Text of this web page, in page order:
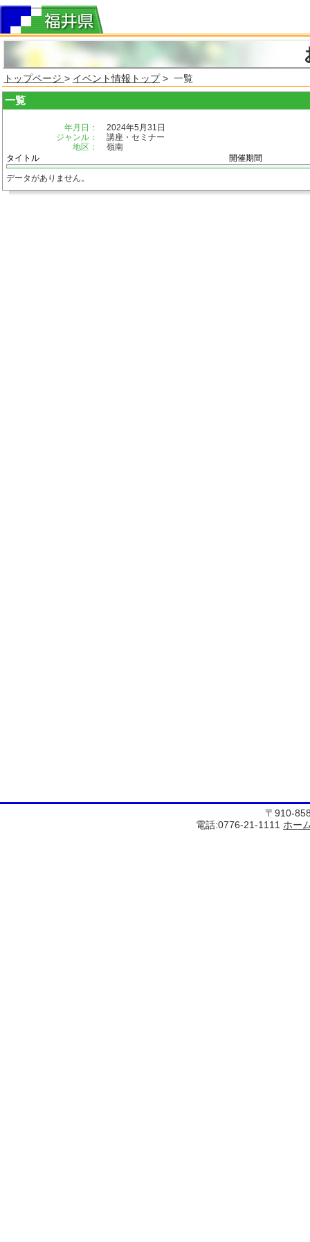
トップページ > イベント情報トップ> 一覧
一覧
年月日：
2024年5月31日
ジャンル：
講座・セミナー
地区：
嶺南
タイトル
開催期間
データがありません。
〒910-
電話:0776-21-1111 ホー